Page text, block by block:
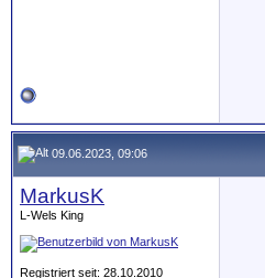
09.06.2023, 09:06
MarkusK
L-Wels King
Registriert seit: 28.10.2010